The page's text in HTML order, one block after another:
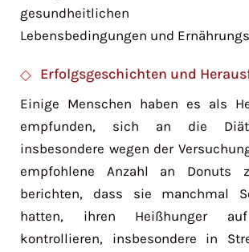
gesundheitlichen
Lebensbedingungen und
Erfolgsgeschichten und
Einige Menschen haben es als
empfunden, sich an die
insbesondere wegen der
empfohlene Anzahl an Donuts
berichten, dass sie manchmal
hatten, ihren Heißhunger
kontrollieren, insbesondere in